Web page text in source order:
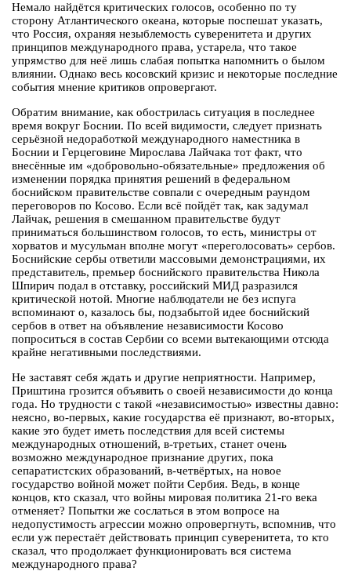
Немало найдётся критических голосов, особенно по ту
сторону Атлантического океана, которые поспешат указать,
что Россия, охраняя незыблемость суверенитета и других
принципов международного права, устарела, что такое
упрямство для неё лишь слабая попытка напомнить о былом
влиянии. Однако весь косовский кризис и некоторые последние
события мнение критиков опровергают.
Обратим внимание, как обострилась ситуация в последнее
время вокруг Боснии. По всей видимости, следует признать
серьёзной недоработкой международного наместника в
Боснии и Герцеговине Мирослава Лайчака тот факт, что
внесённые им «добровольно-обязательные» предложения об
изменении порядка принятия решений в федеральном
боснийском правительстве совпали с очередным раундом
переговоров по Косово. Если всё пойдёт так, как задумал
Лайчак, решения в смешанном правительстве будут
приниматься большинством голосов, то есть, министры от
хорватов и мусульман вполне могут «переголосовать» сербов.
Боснийские сербы ответили массовыми демонстрациями, их
представитель, премьер боснийского правительства Никола
Шпирич подал в отставку, российский МИД разразился
критической нотой. Многие наблюдатели не без испуга
вспоминают о, казалось бы, подзабытой идее боснийский
сербов в ответ на объявление независимости Косово
попроситься в состав Сербии со всеми вытекающими отсюда
крайне негативными последствиями.
Не заставят себя ждать и другие неприятности. Например,
Приштина грозится объявить о своей независимости до конца
года. Но трудности с такой «независимостью» известны давно:
неясно, во-первых, какие государства её признают, во-вторых,
какие это будет иметь последствия для всей системы
международных отношений, в-третьих, станет очень
возможно международное признание других, пока
сепаратистских образований, в-четвёртых, на новое
государство войной может пойти Сербия. Ведь, в конце
концов, кто сказал, что войны мировая политика 21-го века
отменяет? Попытки же сослаться в этом вопросе на
недопустимость агрессии можно опровергнуть, вспомнив, что
если уж перестаёт действовать принцип суверенитета, то кто
сказал, что продолжает функционировать вся система
международного права?